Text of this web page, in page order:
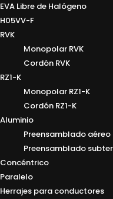
EVA Libre de Halógeno
H05VV-F
RVK
Monopolar RVK
Cordón RVK
RZ1-K
Monopolar RZ1-K
Cordón RZ1-K
Aluminio
Preensamblado aéreo
Preensamblado
Concéntrico
Paralelo
Herrajes para conductores